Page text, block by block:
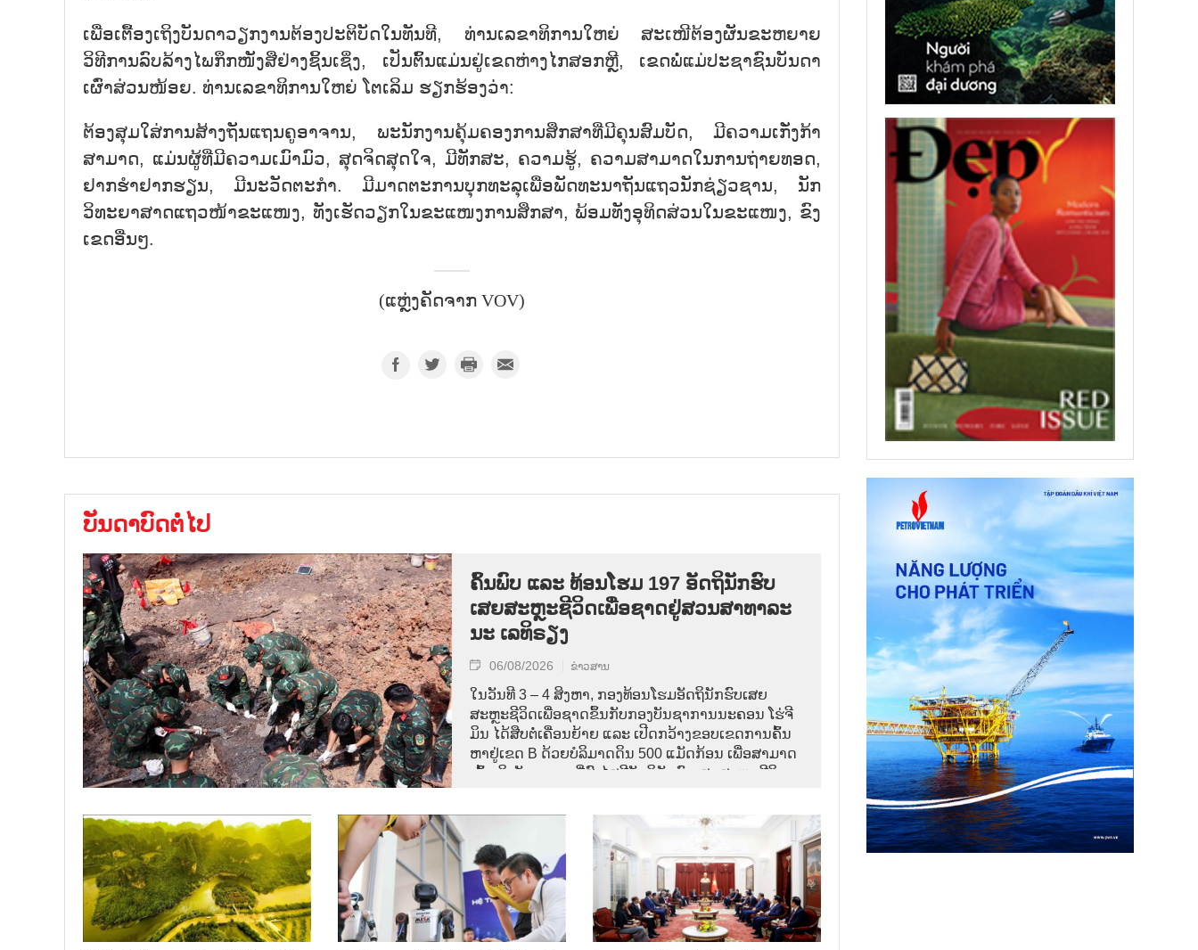
ເພື່ອເຕື້ອງເຖິງບັນດາວຽກງານຕ້ອງປະຕິບັດໃນທັນທີ, ທ່ານເລຂາທິການໃຫຍ່ ສະເໜີຕ້ອງຜັນຂະຫຍາຍ
ວິທີການລົບລ້າງໄພກຶກໜັງສືຢ່າງຊິ້ນເຊິ່ງ, ເປັນຕົ້ນແມ່ນຢູ່ເຂດຫ່າງໄກສອກຫຼີ, ເຂດພໍ່ແມ່ປະຊາຊົນບັນດາ
ເຜົ່າສ່ວນໜ້ອຍ. ທ່ານເລຂາທິການໃຫຍ່ ໂຕເລິມ ຮຽກຮ້ອງວ່າ:
ຕ້ອງສຸມໃສ່ການສ້າງຖັນແຖນຄູອາຈານ, ພະນັກງານຄຸ້ມຄອງການສຶກສາທີ່ມີຄຸນສົມບັດ, ມີຄວາມເກັ່ງກ້າ
ສາມາດ, ແມ່ນຜູ້ທີ່ມີຄວາມເມົາມົວ, ສຸດຈິດສຸດໃຈ, ມີທັກສະ, ຄວາມຮູ້, ຄວາມສາມາດໃນການຖ່າຍທອດ,
ຢາກຮຳຢາກຮຽນ, ມີນະວັດຕະກຳ. ມີມາດຕະການບຸກທະລຸເພື່ອພັດທະນາຖັນແຖວນັກຊ່ຽວຊານ, ນັກ
ວິທະຍາສາດແຖວໜ້າຂະແໜງ, ທັງເຮັດວຽກໃນຂະແໜງການສຶກສາ, ພ້ອມທັງອຸທິດສ່ວນໃນຂະແໜງ, ຂົງ
ເຂດອື່ນໆ.
(ແຫຼ່ງຄັດຈາກ VOV)
ບັນດາບົດຕໍ່ໄປ
ຄົ້ນ​ພົບ ແລະ ທ້ອນ​ໂຮມ 197 ອັດ​ຖິ​ນັກ​ຮົບ​
ເສຍ​ສະຫຼະ​ຊີ​ວິດ​ເພື່ອ​ຊາດ​ຢູ່​ສວນ​ສາ​ທາ​ລະ​
ນະ ເລ​ທິ​ຣຽງ
06/08/2026 ຂ່າວສານ
ໃນ​ວັນ​ທີ 3 – 4 ສິງ​ຫາ, ກອງ​ທ້ອນ​ໂຮມ​ອັດ​ຖິ​ນັກ​ຮົບ​ເສຍ​
ສະຫຼະ​ຊີ​ວິດ​ເພື່ອ​ຊາດ​ຂຶ້ນ​ກັບ​ກອງ​ບັນ​ຊາ​ການ​ນະ​ຄອນ ​ໂຮ່​ຈີ​
ມິນ ໄດ້​ສືບ​ຕໍ່​ເຄື່ອນ​ຍ້າຍ ແລະ ເປີດກວ້າງ​ຂອບ​ເຂດ​ການ​ຄົ້ນ​
ຫາຢູ່​ເຂດ B ດ້ວຍບໍລິມາດ​ດິນ 500 ແມັດ​ກ້ອນ ເພື່ອ​ສາມາດ
ເຂົ້າ​ເຖິງ​ບັນ​ດາ​ເຂດ​ທີ່​ສົງ​ໄສ​ມີ​ອັດ​ຖິ​ນັກ​ຮົບ​ເສຍ​ສະຫຼະ​ຊີ​ວິດ​